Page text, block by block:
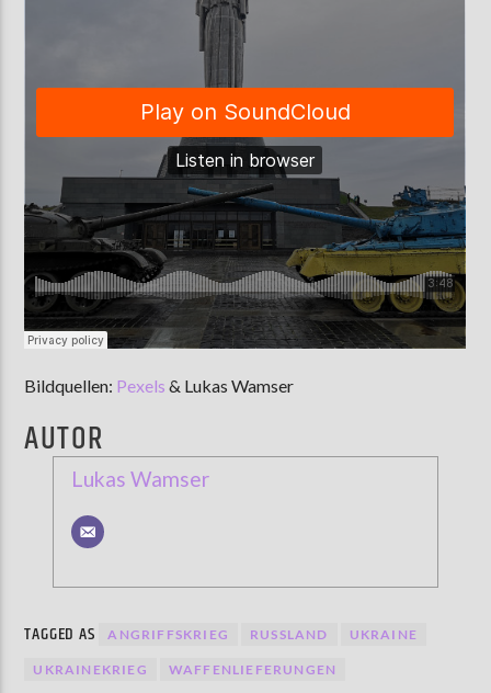
Bildquellen: Pexels & Lukas Wamser
AUTOR
Lukas Wamser
TAGGED AS ANGRIFFSKRIEG RUSSLAND UKRAINE
UKRAINEKRIEG WAFFENLIEFERUNGEN